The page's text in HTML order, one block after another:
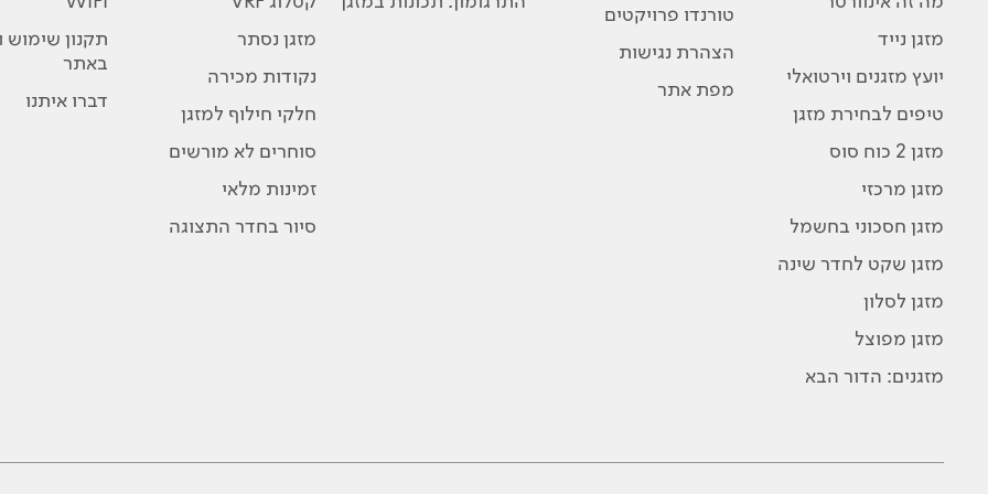
מזגן נייד
יועץ מזגנים וירטואלי
טיפים לבחירת מזגן
מזגן 2 כוח סוס
מזגן מרכזי
מזגן חסכוני בחשמל
מזגן שקט לחדר שינה
מזגן לסלון
מזגן מפוצל
מזגנים: הדור הבא
טורנדו פרויקטים
הצהרת נגישות
מפת אתר
מזגן נסתר
נקודות מכירה
חלקי חילוף למזגן
סוחרים לא מורשים
זמינות מלאי
סיור בחדר התצוגה
תקנון שימוש
באתר
דברו איתנו